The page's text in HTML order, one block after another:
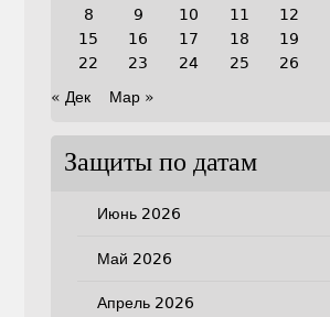
8
9 10 11 12
15
16 17 18 19
22
23 24 25 26
« Дек
Мар »
Защиты по датам
Июнь 2026
Май 2026
Апрель 2026